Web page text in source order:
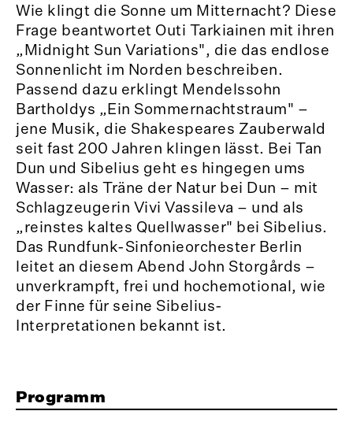
Wie klingt die Sonne um Mitternacht? Diese
Frage beantwortet Outi Tarkiainen mit ihren
„Midnight Sun Variations", die das endlose
Sonnenlicht im Norden beschreiben.
Passend dazu erklingt Mendelssohn
Bartholdys „Ein Sommernachtstraum" –
jene Musik, die Shakespeares Zauberwald
seit fast 200 Jahren klingen lässt. Bei Tan
Dun und Sibelius geht es hingegen ums
Wasser: als Träne der Natur bei Dun – mit
Schlagzeugerin Vivi Vassileva – und als
„reinstes kaltes Quellwasser" bei Sibelius.
Das Rundfunk-Sinfonieorchester Berlin
leitet an diesem Abend John Storgårds –
unverkrampft, frei und hochemotional, wie
der Finne für seine Sibelius-
Interpretationen bekannt ist.
Programm